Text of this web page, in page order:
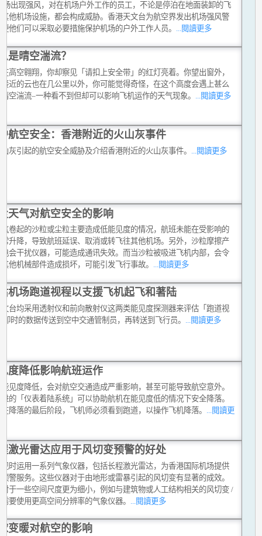
场出现强风，对在机场户外工作的员工，不论是停泊在地面装卸的飞
他机场设施，都会构成威胁。香港天文台为航空界发出机场强风警
他们可以采取必要措施保护机场的户外工作人员。 ...閱讀更多
是晴空湍流？
高空翱翔，你却察见「请扣上安全带」的红灯亮着。你望出窗外，
近的云也在几公里以外，你可能觉得奇怪，在这个高度会遇上甚么
空湍流–一种看不到但却可以影响飞机运作的天气现象。
...閱讀更多
航空安全：香港附近的火山灰事件
灰引起的航空安全威胁及介绍香港附近的火山灰事件。 ...閱讀更多
天气对航空安全的影响
卷起的沙粒或尘粒主要造成低能见度的情况，航班未能在受影响的
升降，导致航班延误、取消或转飞往其他机场。另外，沙粒摩擦产
会干扰仪器，可能造成通讯失效。而当沙粒被吸进飞机内部，会令
他机械部件造成损坏，可能引发飞行事故。 ...閱讀更多
机场跑道视程以支援飞机起飞和著陆
台均采用透射仪和前向散射仪这两类能见度探测器来评估「跑道视
即时的数据传送到空中交通管制员，再转送到飞行员。
...閱讀更多
度降低影响航班运作
见度降低，会对航空交通造成严重影响，甚至可能导致航空意外。
的「仪表着陆系统」可以协助航机在能见度低的情况下安全降落。
降落的最后阶段，飞机师必须看到跑道，以操作飞机降落。 ...閱讀更
激光雷达应用于风切变预警的好处
时运用一系列气象仪器，包括长程激光雷达，为香港国际机场提供
警服务。这些仪器对于由地形或雷暴引起的风切变有显著的成效。
于一些空间尺度更为细小，例如与建筑物或人工结构相关的风切变 /
要使用更高空间分辨率的气象仪器。
...閱讀更多
变暖对航空的影响